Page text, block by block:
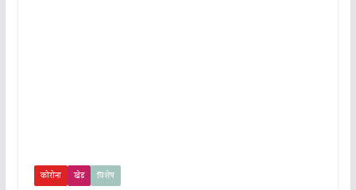
कोरोना खेड विशेष